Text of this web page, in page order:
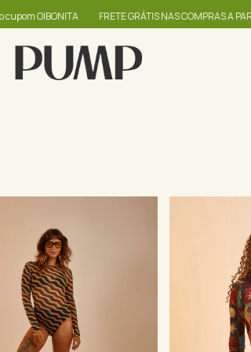
FRETE GRÁTIS NAS COMPRAS A PARTIR DE R$399 até